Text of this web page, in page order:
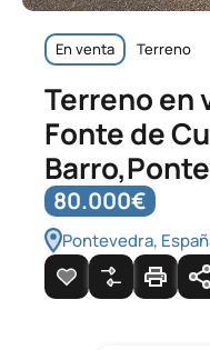
En venta Terreno
Terreno en
Fonte de
80.000€
Pontevedra,